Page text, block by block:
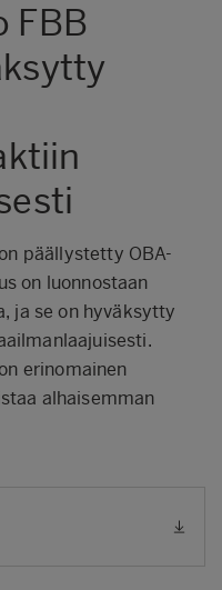
FBB
päällystetty OBA-
on luonnostaan
ja se on hyväksytty
erinomainen
alhaisemman